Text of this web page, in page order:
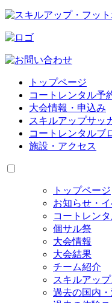
トップページ
コートレンタル予
大会情報・申込み
スキルアップサッ
コートレンタルブ
施設・アクセス
トップページ
お知らせ・
コートレン
個サル祭
大会情報
大会結果
チーム紹介
スキルアッ
過去の国内